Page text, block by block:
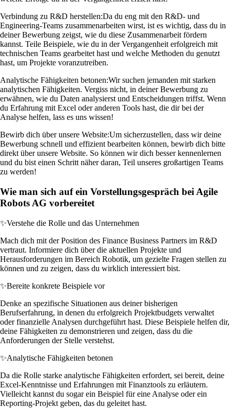
Verbindung zu R&D herstellen:Da du eng mit den R&D- und
Engineering-Teams zusammenarbeiten wirst, ist es wichtig, dass du in
deiner Bewerbung zeigst, wie du diese Zusammenarbeit fördern
kannst. Teile Beispiele, wie du in der Vergangenheit erfolgreich mit
technischen Teams gearbeitet hast und welche Methoden du genutzt
hast, um Projekte voranzutreiben.
Analytische Fähigkeiten betonen:Wir suchen jemanden mit starken
analytischen Fähigkeiten. Vergiss nicht, in deiner Bewerbung zu
erwähnen, wie du Daten analysierst und Entscheidungen triffst. Wenn
du Erfahrung mit Excel oder anderen Tools hast, die dir bei der
Analyse helfen, lass es uns wissen!
Bewirb dich über unsere Website:Um sicherzustellen, dass wir deine
Bewerbung schnell und effizient bearbeiten können, bewirb dich bitte
direkt über unsere Website. So können wir dich besser kennenlernen
und du bist einen Schritt näher daran, Teil unseres großartigen Teams
zu werden!
Wie man sich auf ein Vorstellungsgespräch bei Agile
Robots AG vorbereitet
✨Verstehe die Rolle und das Unternehmen
Mach dich mit der Position des Finance Business Partners im R&D
vertraut. Informiere dich über die aktuellen Projekte und
Herausforderungen im Bereich Robotik, um gezielte Fragen stellen zu
können und zu zeigen, dass du wirklich interessiert bist.
✨Bereite konkrete Beispiele vor
Denke an spezifische Situationen aus deiner bisherigen
Berufserfahrung, in denen du erfolgreich Projektbudgets verwaltet
oder finanzielle Analysen durchgeführt hast. Diese Beispiele helfen dir,
deine Fähigkeiten zu demonstrieren und zeigen, dass du die
Anforderungen der Stelle verstehst.
✨Analytische Fähigkeiten betonen
Da die Rolle starke analytische Fähigkeiten erfordert, sei bereit, deine
Excel-Kenntnisse und Erfahrungen mit Finanztools zu erläutern.
Vielleicht kannst du sogar ein Beispiel für eine Analyse oder ein
Reporting-Projekt geben, das du geleitet hast.